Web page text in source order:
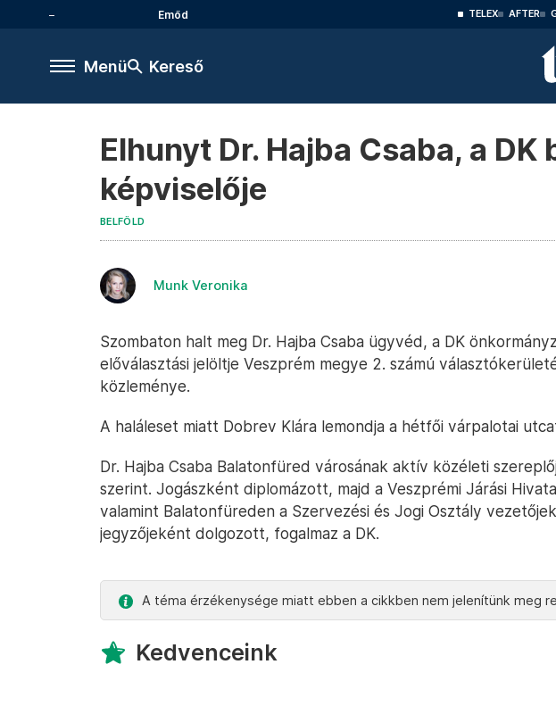
Emőd TELEX AFTER
Menü Kereső
Elhunyt Dr. Hajba Csaba, a
képviselője
BELFÖLD
Munk Veronika
Szombaton halt meg Dr. Hajba Csaba ügyvéd, a DK
előválasztási jelöltje Veszprém megye 2. számú
közleménye.
A haláleset miatt Dobrev Klára lemondja a hétfői várpalotai
Dr. Hajba Csaba Balatonfüred városának aktív közéleti
szerint. Jogászként diplomázott, majd a Veszprémi Járási
valamint Balatonfüreden a Szervezési és Jogi Osztály
jegyzőjeként dolgozott, fogalmaz a DK.
A téma érzékenysége miatt ebben a cikkben nem jelenítünk meg
Kedvenceink